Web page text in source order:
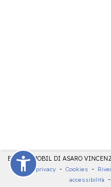
ELETTROMOBIL DI ASARO
sulla privacy - Cookies -
accessibilità